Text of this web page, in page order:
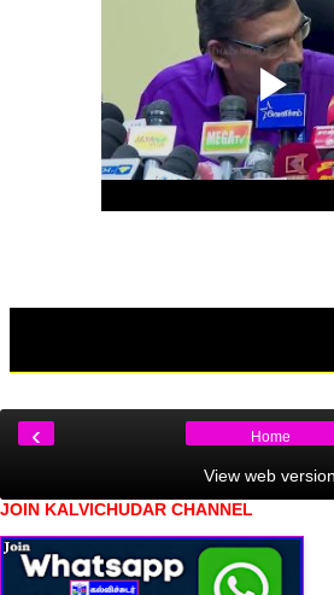
‹ Home
View web version
JOIN KALVICHUDAR CHANNEL